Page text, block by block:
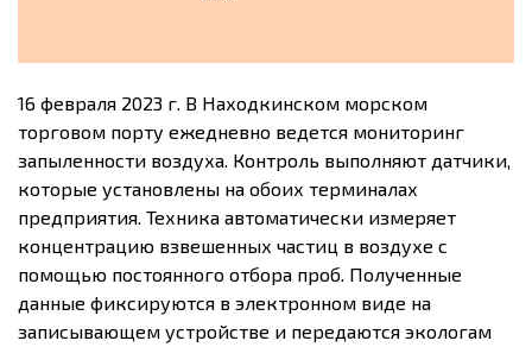
16 февраля 2023 г. В Находкинском морском
торговом порту ежедневно ведется мониторинг
запыленности воздуха. Контроль выполняют датчики,
которые установлены на обоих терминалах
предприятия. Техника автоматически измеряет
концентрацию взвешенных частиц в воздухе с
помощью постоянного отбора проб. Полученные
данные фиксируются в электронном виде на
записывающем устройстве и передаются экологам